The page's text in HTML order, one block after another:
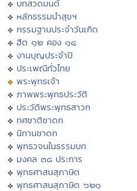
บทสวดมนต์
หลักธรรมนำสุขฯ
กรรมฐานประจำวันเกิด
ฮีต ๑๒ คอง ๑๔
งานบุญประจำปี
ประเพณีทั่วไทย
พระพุทธเจ้า
ภาพพระพุทธประวัติ
ประวัติพระพุทธสาวก
ทศชาติชาดก
นิทานชาดก
พุทธวจนในธรรมบท
มงคล ๓๘ ประการ
พุทธศาสนสุภาษิต
พุทธศาสนสุภาษิต ๖๒๑